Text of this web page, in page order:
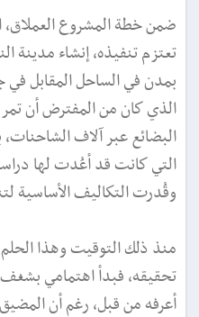
ضمن خطة المشروع
تعتزم تنفيذه، إنشاء مدينة
بمدن في الساحل المقابل
الذي كان من المفترض أن تمر
البضائع عبر آلاف الشاحنات،
التي كانت قد أعُدت لها
وقُدرت التكاليف الأساسية
منذ ذلك التوقيت وهذا
تحقيقه، فبدأ اهتمامي
أعرفه من قبل، رغم أن